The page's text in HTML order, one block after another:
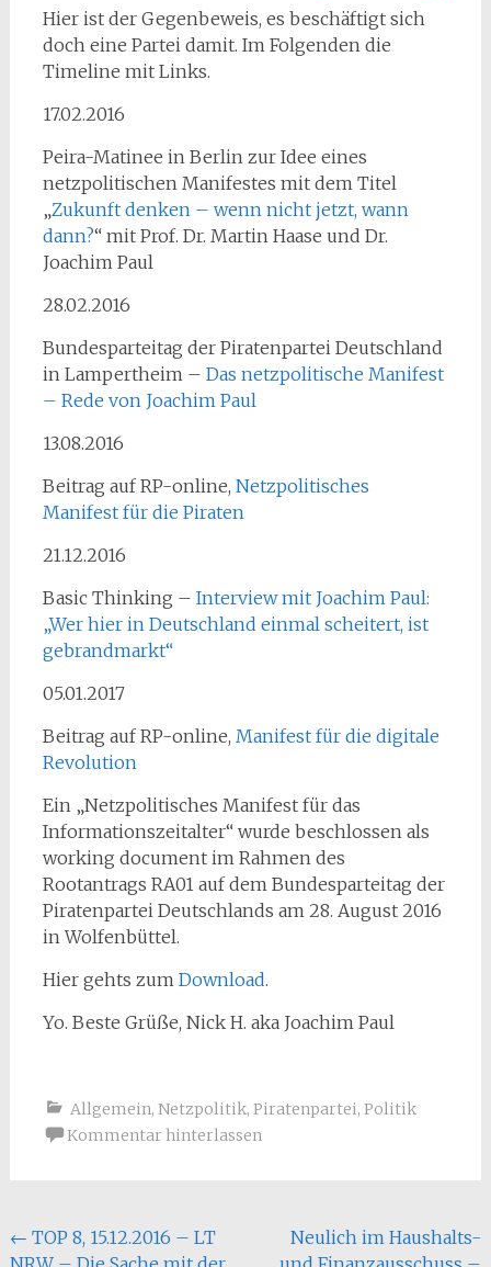
Hier ist der Gegenbeweis, es beschäftigt sich
doch eine Partei damit. Im Folgenden die
Timeline mit Links.
17.02.2016
Peira-Matinee in Berlin zur Idee eines
netzpolitischen Manifestes mit dem Titel
„Zukunft denken – wenn nicht jetzt, wann
dann?“ mit Prof. Dr. Martin Haase und Dr.
Joachim Paul
28.02.2016
Bundesparteitag der Piratenpartei Deutschland
in Lampertheim – Das netzpolitische Manifest
– Rede von Joachim Paul
13.08.2016
Beitrag auf RP-online, Netzpolitisches
Manifest für die Piraten
21.12.2016
Basic Thinking – Interview mit Joachim Paul:
„Wer hier in Deutschland einmal scheitert, ist
gebrandmarkt“
05.01.2017
Beitrag auf RP-online, Manifest für die digitale
Revolution
Ein „Netzpolitisches Manifest für das
Informationszeitalter“ wurde beschlossen als
working document im Rahmen des
Rootantrags RA01 auf dem Bundesparteitag der
Piratenpartei Deutschlands am 28. August 2016
in Wolfenbüttel.
Hier gehts zum Download.
Yo. Beste Grüße, Nick H. aka Joachim Paul
Allgemein, Netzpolitik, Piratenpartei, Politik
Kommentar hinterlassen
Beitragsnavigation
← TOP 8, 15.12.2016 – LT
Neulich im Haushalts-